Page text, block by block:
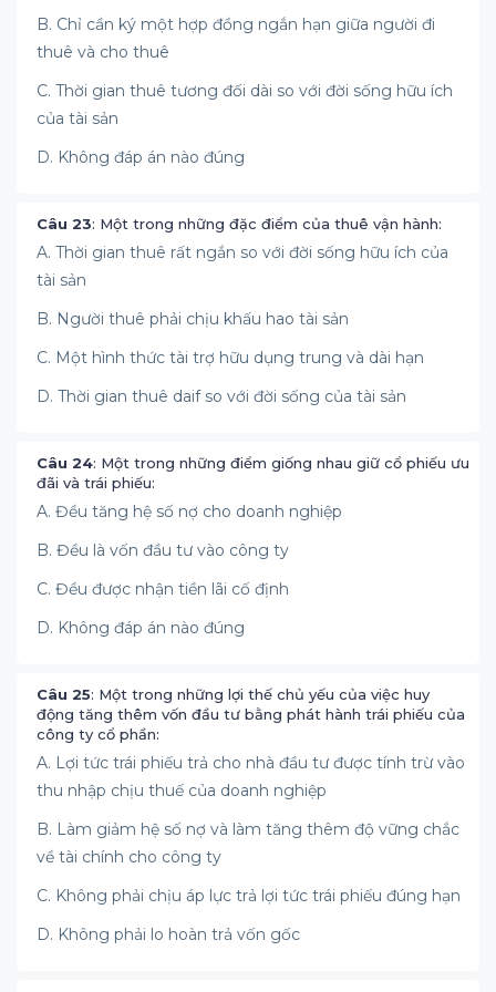
B. Chỉ cần ký một hợp đồng ngắn hạn giữa người đi
thuê và cho thuê
C. Thời gian thuê tương đối dài so với đời sống hữu ích
của tài sản
D. Không đáp án nào đúng
Câu 23: Một trong những đặc điểm của thuê vận hành:
A. Thời gian thuê rất ngắn so với đời sống hữu ích của
tài sản
B. Người thuê phải chịu khấu hao tài sản
C. Một hình thức tài trợ hữu dụng trung và dài hạn
D. Thời gian thuê daif so với đời sống của tài sản
Câu 24: Một trong những điểm giống nhau giữ cổ phiếu ưu
đãi và trái phiếu:
A. Đều tăng hệ số nợ cho doanh nghiệp
B. Đều là vốn đầu tư vào công ty
C. Đều được nhận tiền lãi cố định
D. Không đáp án nào đúng
Câu 25: Một trong những lợi thế chủ yếu của việc huy
động tăng thêm vốn đầu tư bằng phát hành trái phiếu của
công ty cổ phần:
A. Lợi tức trái phiếu trả cho nhà đầu tư được tính trừ vào
thu nhập chịu thuế của doanh nghiệp
B. Làm giảm hệ số nợ và làm tăng thêm độ vững chắc
về tài chính cho công ty
C. Không phải chịu áp lực trả lợi tức trái phiếu đúng hạn
D. Không phải lo hoàn trả vốn gốc